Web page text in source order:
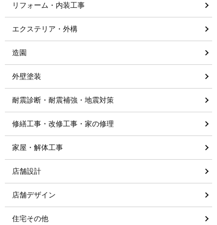
リフォーム・内装工事
エクステリア・外構
造園
外壁塗装
耐震診断・耐震補強・地震対策
修繕工事・改修工事・家の修理
家屋・解体工事
店舗設計
店舗デザイン
住宅その他